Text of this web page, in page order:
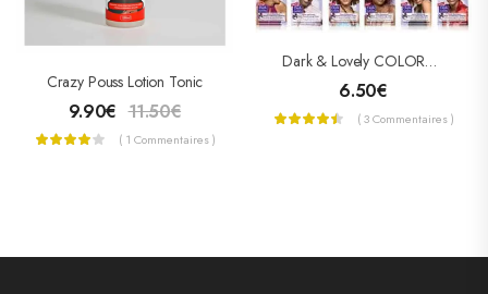
Crazy Pouss Lotion Tonic
9.90€ 11.50€
( 1 Commentaires )
Dark & Lovely COLORATION PERMANENTE « NUTRITIVE INTENSE »
6.50€
( 3 Commentaires )